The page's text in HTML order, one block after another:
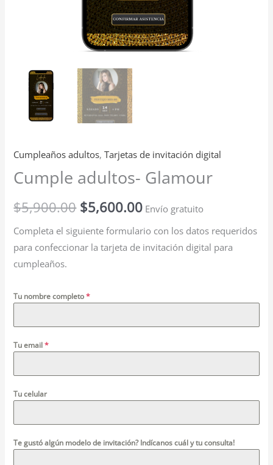
Cumpleaños adultos,Tarjetas de invitación digital
Cumple adultos- Glamour
$5,900.00 $5,600.00 Envío gratuito
Completa el siguiente formulario con los datos requeridos
para confeccionar la tarjeta de invitación digital para
cumpleaños.
Tu nombre completo*
Tu email*
Tu celular
Te gustó algún modelo de invitación? Indícanos cuál y tu consulta!